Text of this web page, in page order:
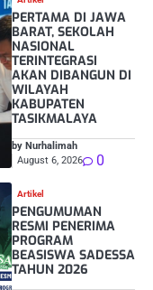
PERTAMA DI JAWA
BARAT, SEKOLAH
NASIONAL
TERINTEGRASI
AKAN DIBANGUN DI
WILAYAH
KABUPATEN
TASIKMALAYA
by Nurhalimah
August 6, 2026
0
Artikel
PENGUMUMAN
RESMI PENERIMA
PROGRAM
BEASISWA SADESSA
TAHUN 2026